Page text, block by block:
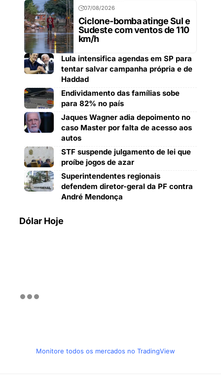
07/08/2026
Ciclone-bomba atinge Sul e
Sudeste com ventos de 110
km/h
Lula intensifica agendas em SP para
tentar salvar campanha própria e de
Haddad
Endividamento das famílias sobe
para 82% no país
Jaques Wagner adia depoimento no
caso Master por falta de acesso aos
autos
STF suspende julgamento de lei que
proíbe jogos de azar
Superintendentes regionais
defendem diretor-geral da PF contra
André Mendonça
Dólar Hoje
Monitore todos os mercados no TradingView